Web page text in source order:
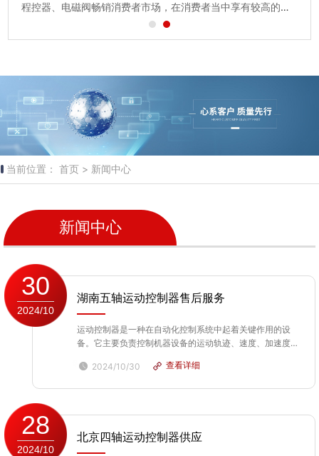
程控器、电磁阀畅销消费者市场，在消费者当中享有较高的地
位，公司与多家零售商和代理商建立了长期稳定的合作关系。
当前位置： 首页 > 新闻中心
新闻中心
湖南五轴运动控制器售后服务
运动控制器是一种在自动化控制系统中起着关键作用的设
备。它主要负责控制机器设备的运动轨迹、速度、加速度等
机床中，运动控制器精确地控制刀具的移动路径，使加工出
2024/10/30 查看详细
30
2024/10
北京四轴运动控制器供应
28
2024/10